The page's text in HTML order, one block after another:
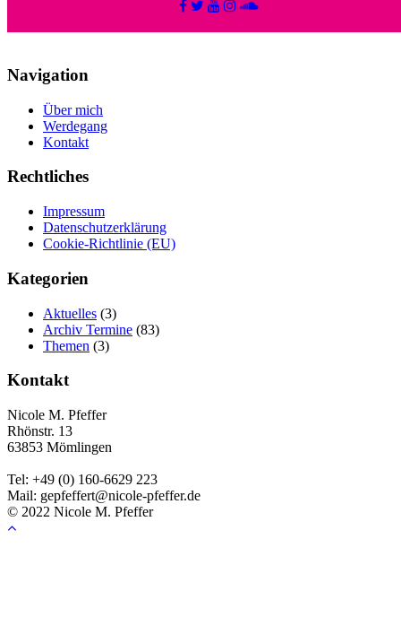
Navigation
Über mich
Werdegang
Kontakt
Rechtliches
Impressum
Datenschutzerklärung
Cookie-Richtlinie (EU)
Kategorien
Aktuelles (3)
Archiv Termine (83)
Themen (3)
Kontakt
Nicole M. Pfeffer
Rhönstr. 13
63853 Mömlingen
Tel: +49 (0) 160-6629 223
Mail: gepfeffert@nicole-pfeffer.de
© 2022 Nicole M. Pfeffer